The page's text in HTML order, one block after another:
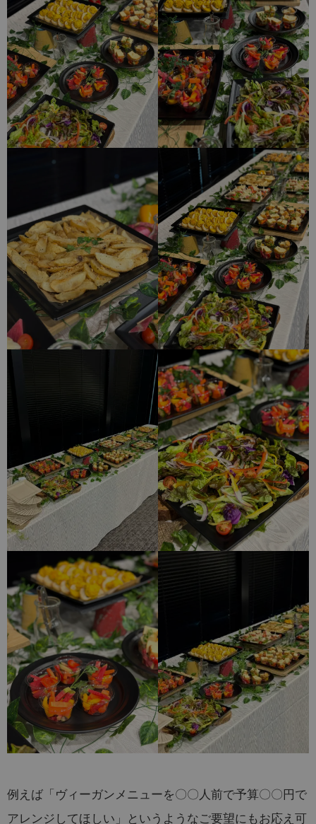
例えば「ヴィーガンメニューを〇〇人前で予算〇〇円で
アレンジしてほしい」というようなご要望にもお応え可